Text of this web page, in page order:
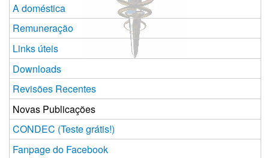
A doméstica
Remuneração
Links úteis
Downloads
Revisões Recentes
Novas Publicações
CONDEC (Teste grátis!)
Fanpage do Facebook